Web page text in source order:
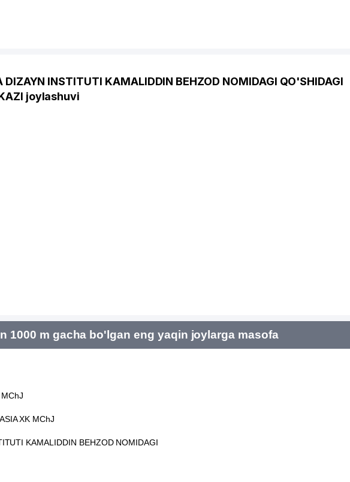
INSTITUTI KAMALIDDIN BEHZOD NOMIDAGI QO'SHIDAGI
joylashuvi
1000 m gacha bo'lgan eng yaqin joylarga masofa
XK MChJ
KAMALIDDIN BEHZOD NOMIDAGI